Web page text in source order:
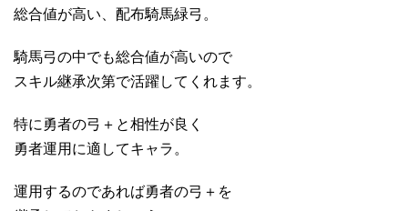
総合値が高い、配布騎馬緑弓。
騎馬弓の中でも総合値が高いので
スキル継承次第で活躍してくれます。
特に勇者の弓＋と相性が良く
勇者運用に適してキャラ。
運用するのであれば勇者の弓＋を